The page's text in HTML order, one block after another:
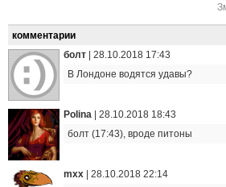
комментарии
болт
28.10.2018 17:43
В Лондоне водятся удавы?
Polina
28.10.2018 18:43
болт (17:43), вроде питоны
mxx
28.10.2018 22:14